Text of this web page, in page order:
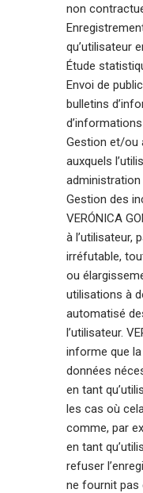
non
qu’utilisateur
Étude
Envoi de
bulletins
Gestion et/ou
auxquels
Gestion des
VERÓNICA
à l’utilisateur,
irréfutable,
ou
utilisations à
automatisé
l’utilisateur.
informe que
données
en tant
les cas où
comme, par
en tant
refuser
ne fournit pas